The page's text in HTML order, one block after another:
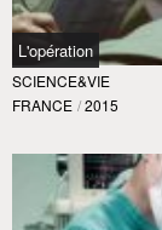
L'opération
SCIENCE&VIE
FRANCE / 2015